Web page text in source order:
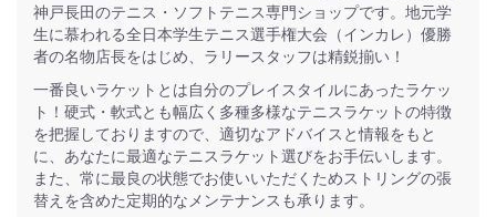
神戸長田のテニス・ソフトテニス専門ショップです。地元学
生に慕われる全日本学生テニス選手権大会（インカレ）優勝
者の名物店長をはじめ、ラリースタッフは精鋭揃い！
一番良いラケットとは自分のプレイスタイルにあったラケッ
ト！硬式・軟式とも幅広く多種多様なテニスラケットの特徴
を把握しておりますので、適切なアドバイスと情報をもと
に、あなたに最適なテニスラケット選びをお手伝いします。
また、常に最良の状態でお使いいただくためストリングの張
替えを含めた定期的なメンテナンスも承ります。